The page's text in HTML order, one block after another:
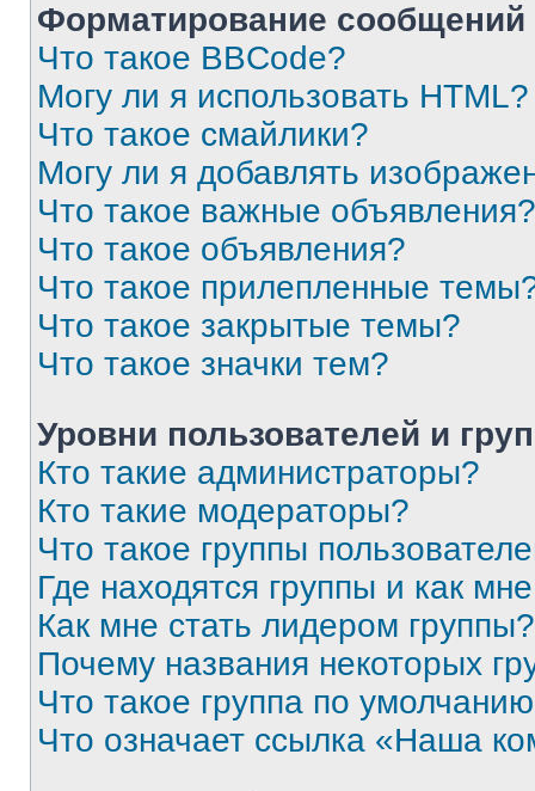
Форматирование
Что такое BBCode?
Могу ли я использовать HTML?
Что такое смайлики?
Могу ли я добавлять
Что такое важные объявления?
Что такое объявления?
Что такое прилепленные
Что такое закрытые темы?
Что такое значки тем?
Уровни пользователей и
Кто такие администраторы?
Кто такие модераторы?
Что такое группы
Где находятся группы и как
Как мне стать лидером группы?
Почему названия некоторых
Что такое группа по
Что означает ссылка «Наша